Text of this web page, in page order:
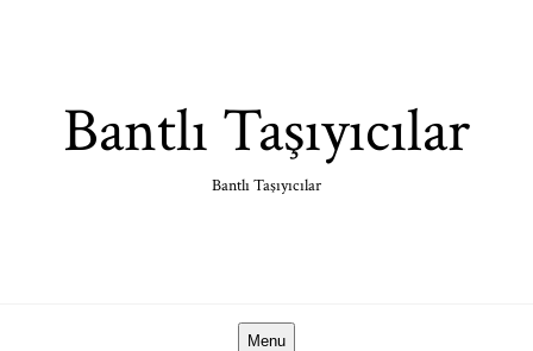
Bantlı Taşıyıcılar
Bantlı Taşıyıcılar
Menu